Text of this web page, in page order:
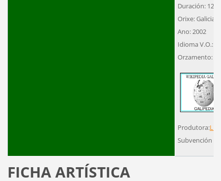
Duración: 12´
Orixe: Galicia
Ano: 2002
Idioma V.O.:
Orzamento:
Produtora:
Subvención
FICHA ARTÍSTICA